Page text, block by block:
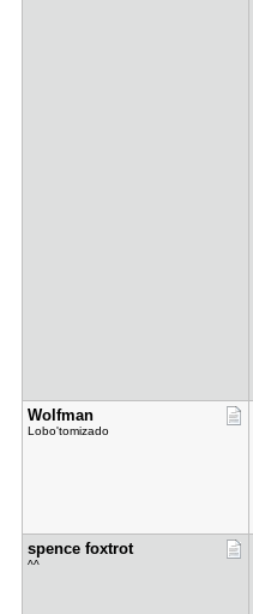
Wolfman
Lobo'tomizado
spence fox​trot
^^